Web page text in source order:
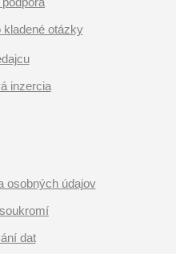
kladené otázky
inzercia
osobných údajov
dat